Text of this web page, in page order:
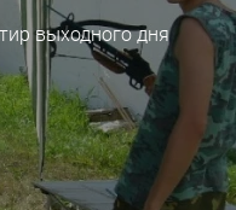
выходного дня